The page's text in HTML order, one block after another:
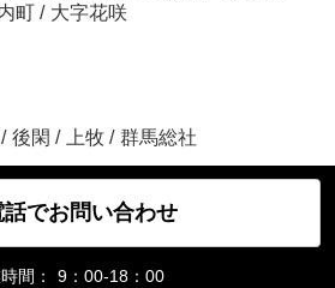
町 / 大字花咲
/ 後閑 / 上牧 / 群馬総社
話でお問い合わせ
間：
9：00-18：00